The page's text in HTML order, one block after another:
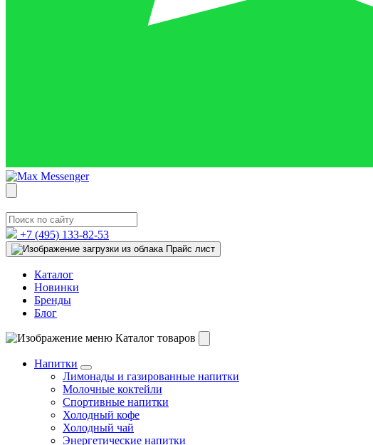
+7 (495) 133-82-53
Прайс лист
Каталог
Новинки
Бренды
Блог
Каталог товаров
Напитки
Лимонады и газированные напитки
Молочные коктейли
Спортивные напитки
Холодный кофе
Холодный чай
Энергетические напитки